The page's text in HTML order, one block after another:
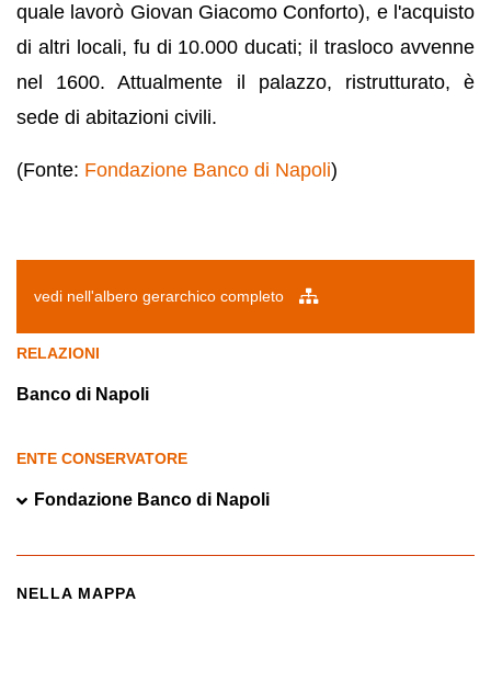
quale lavorò Giovan Giacomo Conforto), e l'acquisto
di altri locali, fu di 10.000 ducati; il trasloco avvenne
nel 1600. Attualmente il palazzo, ristrutturato, è
sede di abitazioni civili.
(Fonte: Fondazione Banco di Napoli)
vedi nell'albero gerarchico completo
RELAZIONI
Banco di Napoli
ENTE CONSERVATORE
Fondazione Banco di Napoli
NELLA MAPPA